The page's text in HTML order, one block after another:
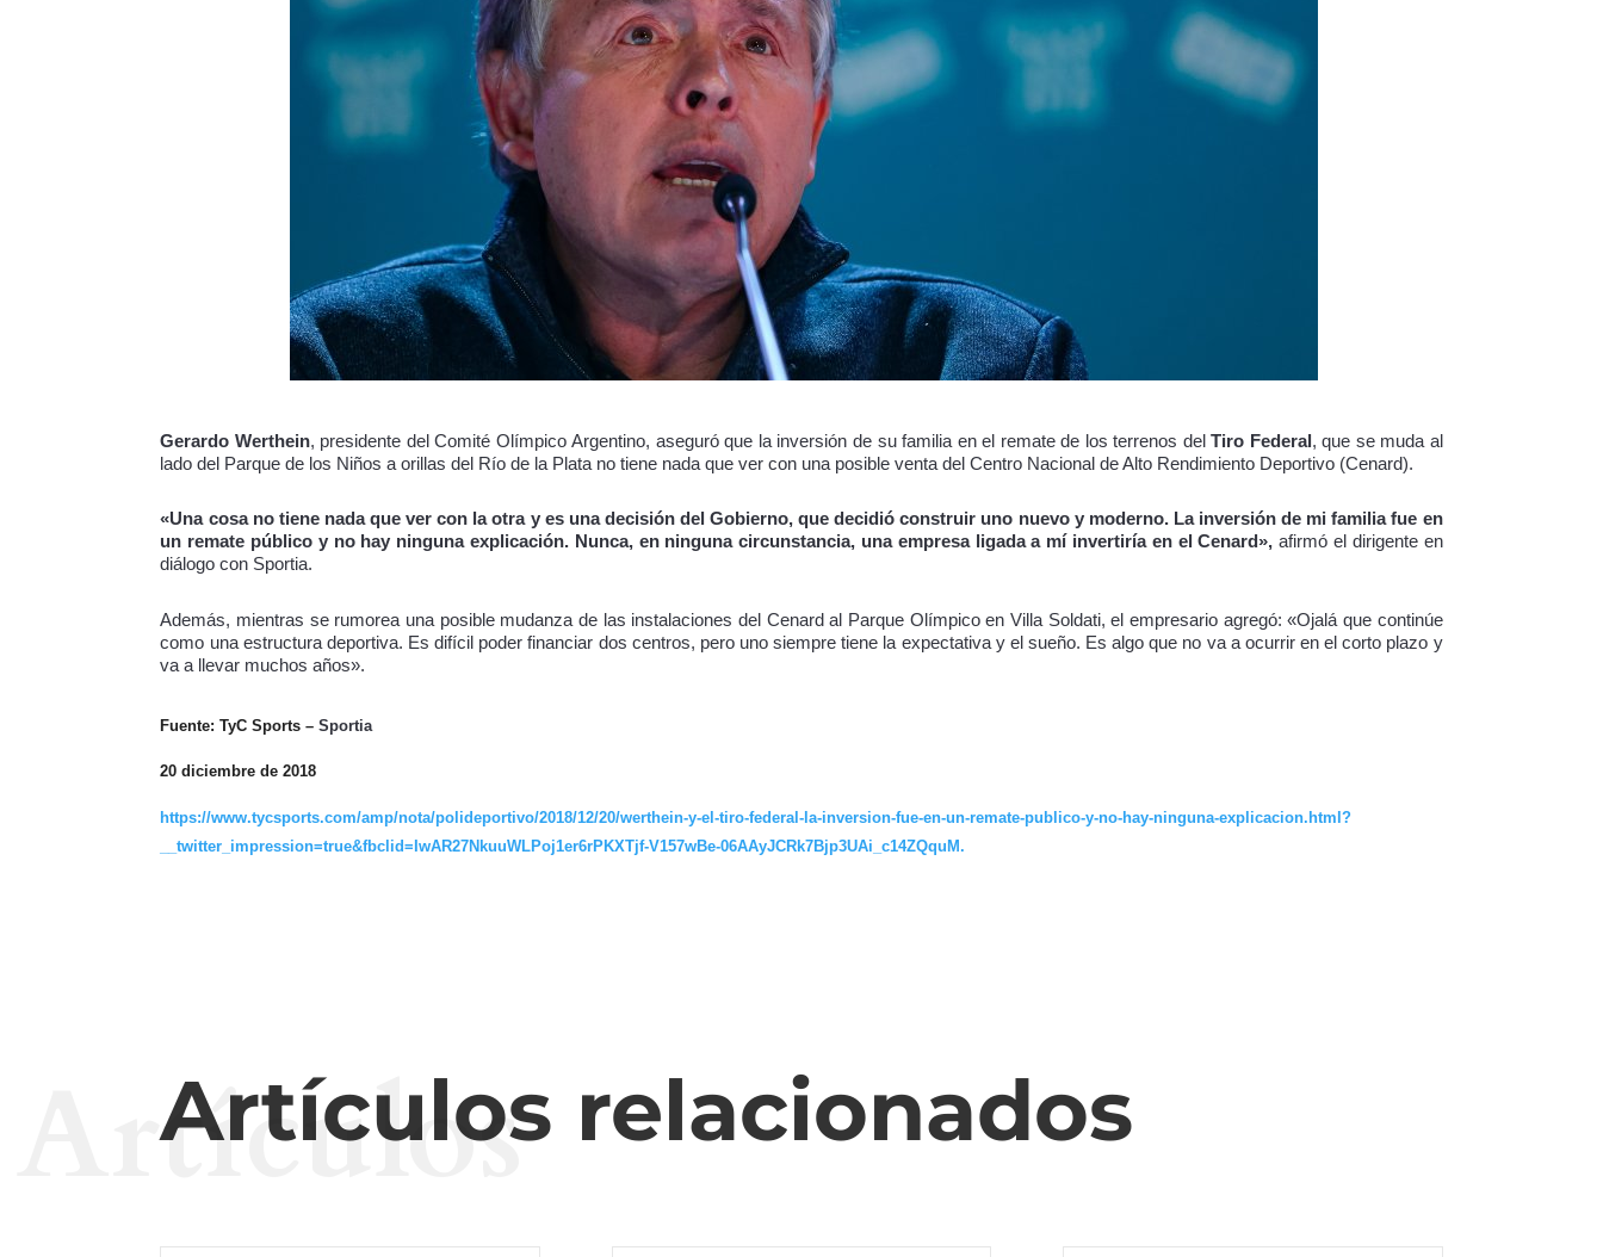
Gerardo Werthein, presidente del Comité Olímpico Argentino, aseguró que la inversión de su familia en el remate de los terrenos delTiro Federal , que se muda al
lado del Parque de los Niños a orillas del Río de la Plata no tiene nada que ver con una posible venta del Centro Nacional de Alto Rendimiento Deportivo (Cenard).
«Una cosa no tiene nada que ver con la otra y es una decisión del Gobierno, que decidió construir uno nuevo y moderno. La inversión de mi familia fue en
un remate público y no hay ninguna explicación. Nunca, en ninguna circunstancia, una empresa ligada a mí invertiría en el Cenard», afirmó el dirigente en
diálogo con Sportia.
Además, mientras se rumorea una posible mudanza de las instalaciones del Cenard al Parque Olímpico en Villa Soldati, el empresario agregó: «Ojalá que continúe
como una estructura deportiva. Es difícil poder financiar dos centros, pero uno siempre tiene la expectativa y el sueño. Es algo que no va a ocurrir en el corto plazo y
va a llevar muchos años».
Fuente: TyC Sports –Sportia
20 diciembre de 2018
https://www.tycsports.com/amp/nota/polideportivo/2018/12/20/werthein-y-el-tiro-federal-la-inversion-fue-en-un-remate-publico-y-no-hay-ninguna-explicacion.html?
__twitter_impression=true&fbclid=IwAR27NkuuWLPoj1er6rPKXTjf-V157wBe-06AAyJCRk7Bjp3UAi_c14ZQquM.
Artículos relacionados
Artículos